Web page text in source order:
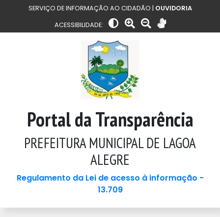
SERVIÇO DE INFORMAÇÃO AO CIDADÃO | OUVIDORIA
ACESSIBILIDADE:
Portal da Transparência
PREFEITURA MUNICIPAL DE LAGOA
ALEGRE
Regulamento da Lei de acesso à informação -
13.709